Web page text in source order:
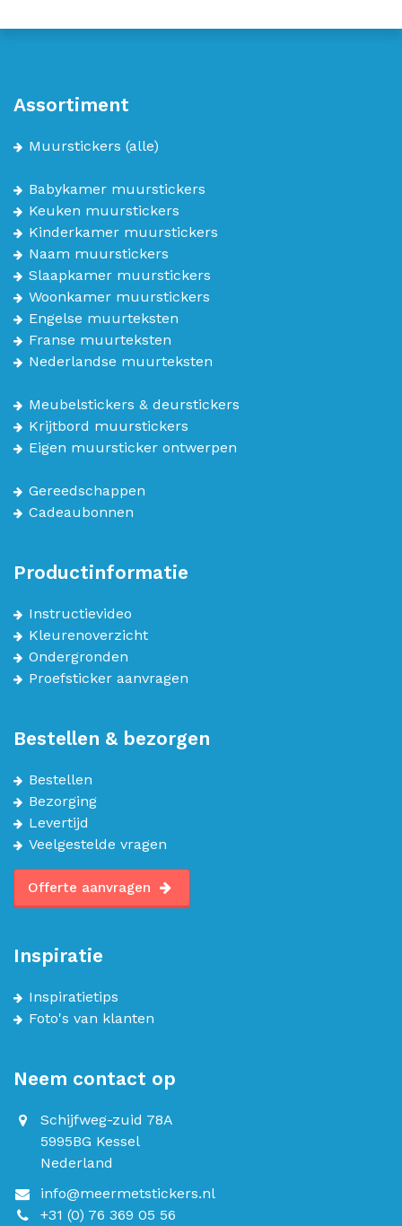
Assortiment
Muurstickers (alle)
Babykamer muurstickers
Keuken muurstickers
Kinderkamer muurstickers
Naam muurstickers
Slaapkamer muurstickers
Woonkamer muurstickers
Engelse muurteksten
Franse muurteksten
Nederlandse muurteksten
Meubelstickers & deurstickers
Krijtbord muurstickers
Eigen muursticker ontwerpen
Gereedschappen
Cadeaubonnen
Productinformatie
Instructievideo
Kleurenoverzicht
Ondergronden
Proefsticker aanvragen
Bestellen & bezorgen
Bestellen
Bezorging
Levertijd
Veelgestelde vragen
Offerte aanvragen
Inspiratie
Inspiratietips
Foto's van klanten
Neem contact op
Schijfweg-zuid 78A
5995BG Kessel
Nederland
info@meermetstickers.nl
+31 (0) 76 369 05 56